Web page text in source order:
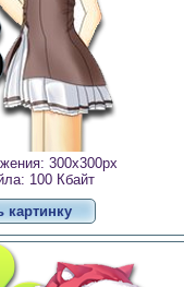
300x300px
100 Кбайт
картинку